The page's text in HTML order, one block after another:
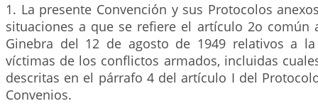
1. La presente Convención y sus Protocolos
situaciones a que se refiere el artículo 2o común
Ginebra del 12 de agosto de 1949 relativos a
víctimas de los conflictos armados, incluidas
descritas en el párrafo 4 del artículo I del
Convenios.